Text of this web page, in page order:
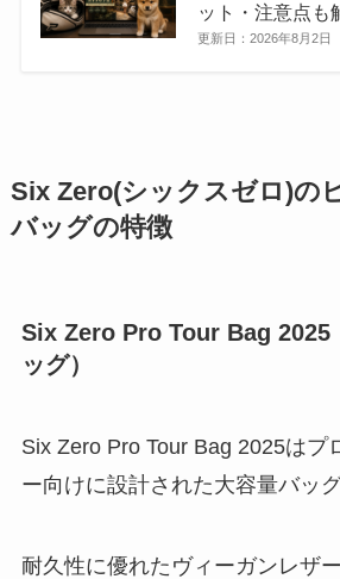
ット・注意点も
更新日： 2026年8月2日
Six Zero(シックスゼロ)の
バッグの特徴
Six Zero Pro Tour Bag 2025
ッグ）
Six Zero Pro Tour Bag 2025はプ
ー向けに設計された大容量バッグ
耐久性に優れたヴィーガンレザ